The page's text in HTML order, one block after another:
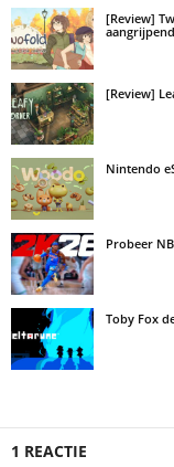
[Review]
[Review]
Nintendo
Probeer
Toby Fox
1 REACTIE